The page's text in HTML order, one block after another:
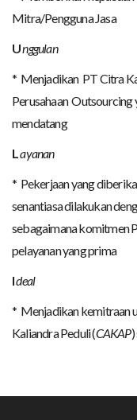
Mitra/Pengguna Jasa
Unggulan
* Menjadikan PT Citra
Perusahaan
mendatang
Layanan
* Pekerjaan yang
senantiasa dilakukan
sebagaimana komitmen
pelayanan yang prima
Ideal
* Menjadikan kemitraan
Kaliandra Peduli (CAKAP